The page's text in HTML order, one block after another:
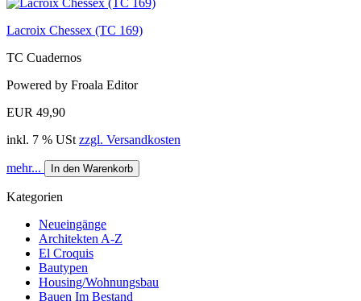
Lacroix Chessex (TC 169)
TC Cuadernos
Powered by Froala Editor
EUR 49,90
inkl. 7 % USt zzgl. Versandkosten
mehr... In den Warenkorb
Kategorien
Neueingänge
Architekten A-Z
El Croquis
Bautypen
Housing/Wohnungsbau
Bauen Im Bestand